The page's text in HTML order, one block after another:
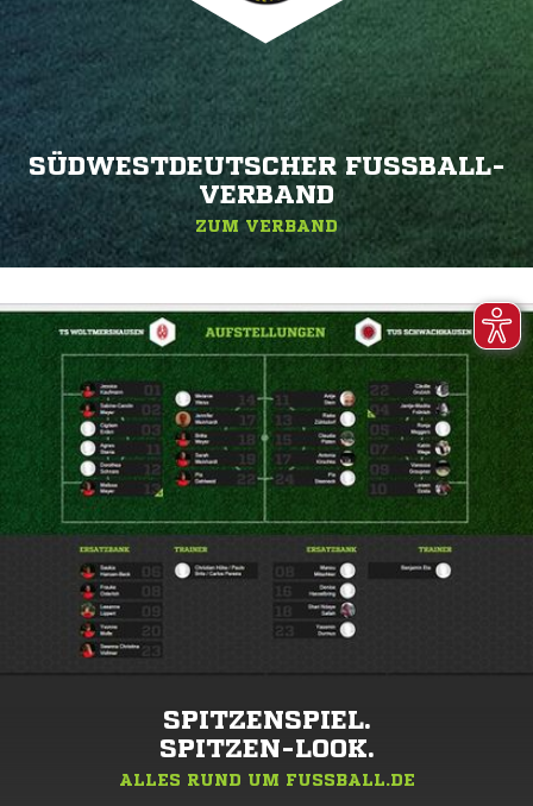
SÜDWESTDEUTSCHER FUSSBALL-V
ERBAND
ZUM VERBAND
SPITZENSPIEL.
SPITZEN-LOOK.
ALLES RUND UM FUSSBALL.DE